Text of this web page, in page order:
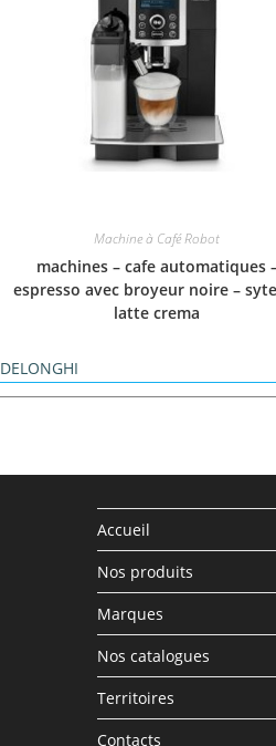
Machine à Café Robot
machines – cafe automatiques
espresso avec broyeur noire –
latte crema
DELONGHI
Accueil
Nos produits
Marques
Nos catalogues
Territoires
Contacts